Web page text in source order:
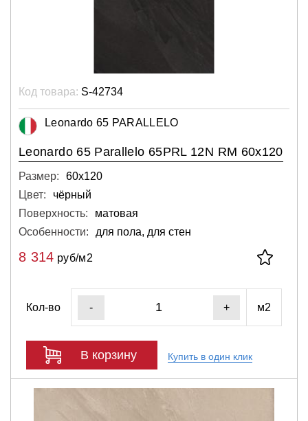
Код товара: S-42734
Leonardo 65 PARALLELO
Leonardo 65 Parallelo 65PRL 12N RM 60x120
Размер:
60х120
Цвет:
чёрный
Поверхность:
матовая
Особенности:
для пола, для стен
8 314 руб/м2
Кол-во - + м2
В корзину Купить в один клик